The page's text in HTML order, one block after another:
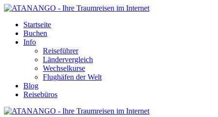
Startseite
Buchen
Info
Reiseführer
Ländervergleich
Wechselkurse
Flughäfen der Welt
Blog
Reisebüros